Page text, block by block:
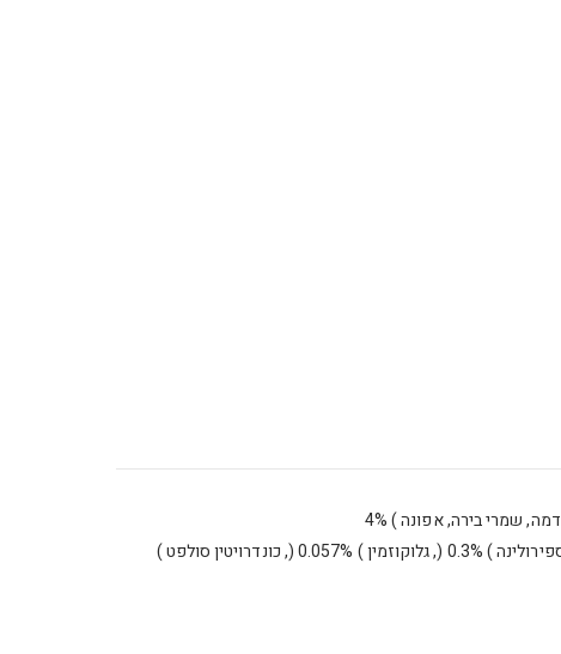
(, עיסת סלק מיובש, חלבון הידרולייז מן החי, מינרלים, מאנן אוליגוסכרידים ) MOS 1% (, קסילו-אוליגוסכרידים ) XOS 0.3% (, יוקה ) 0.3% (, ספירולינה ) 0.3% (, גלוקוזמין ) 0.057% (, כונדרויטין סולפט )